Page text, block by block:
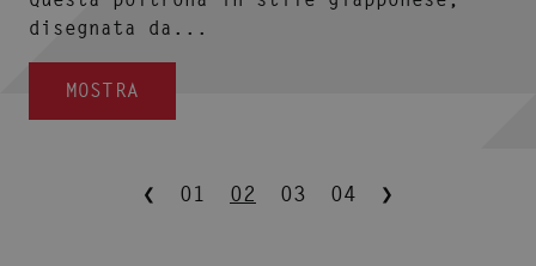
disegnata da...
MOSTRA
❮ 01 02 03 04 ❯